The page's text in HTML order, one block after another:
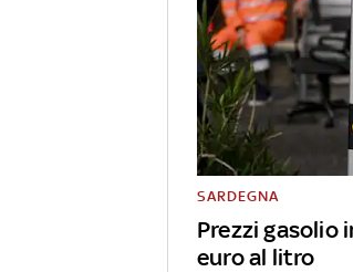
Prezzi gasolio
euro al litro
SARDEGNA